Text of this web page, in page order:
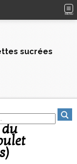
MENU
sucrées